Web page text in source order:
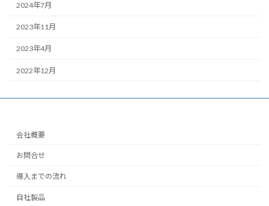
2024年7月
2023年11月
2023年4月
2022年12月
会社概要
お問合せ
導入までの流れ
自社製品